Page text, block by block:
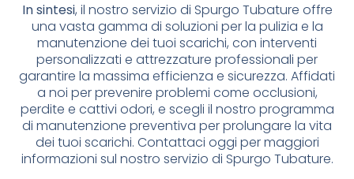
In sintesi, il nostro servizio di Spurgo Tubature offre
una vasta gamma di soluzioni per la pulizia e la
manutenzione dei tuoi scarichi, con interventi
personalizzati e attrezzature professionali per
garantire la massima efficienza e sicurezza. Affidati
a noi per prevenire problemi come occlusioni,
perdite e cattivi odori, e scegli il nostro programma
di manutenzione preventiva per prolungare la vita
dei tuoi scarichi. Contattaci oggi per maggiori
informazioni sul nostro servizio di Spurgo Tubature.